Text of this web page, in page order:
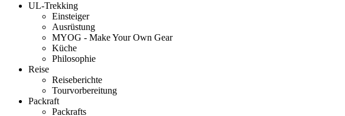
UL-Trekking
Einsteiger
Ausrüstung
MYOG - Make Your Own Gear
Küche
Philosophie
Reise
Reiseberichte
Tourvorbereitung
Packraft
Packrafts